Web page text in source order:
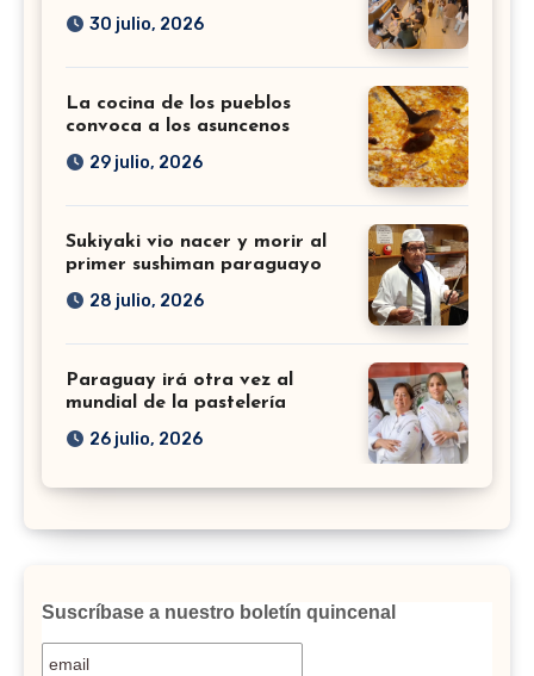
30 julio, 2026
La cocina de los pueblos
convoca a los asuncenos
29 julio, 2026
Sukiyaki vio nacer y morir al
primer sushiman paraguayo
28 julio, 2026
Paraguay irá otra vez al
mundial de la pastelería
26 julio, 2026
Suscríbase a nuestro boletín quincenal